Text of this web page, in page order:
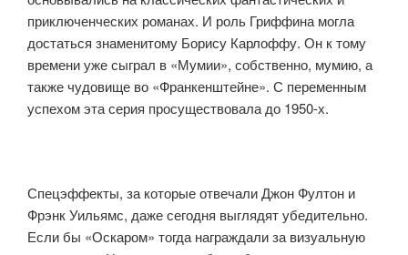
приключенческих романах. И роль Гриффина могла
достаться знаменитому Борису Карлоффу. Он к тому
времени уже сыграл в «Мумии», собственно, мумию, а
также чудовище во «Франкенштейне». С переменным
успехом эта серия просуществовала до 1950-х.
Спецэффекты, за которые отвечали Джон Фултон и
Фрэнк Уильямс, даже сегодня выглядят убедительно.
Если бы «Оскаром» тогда награждали за визуальную